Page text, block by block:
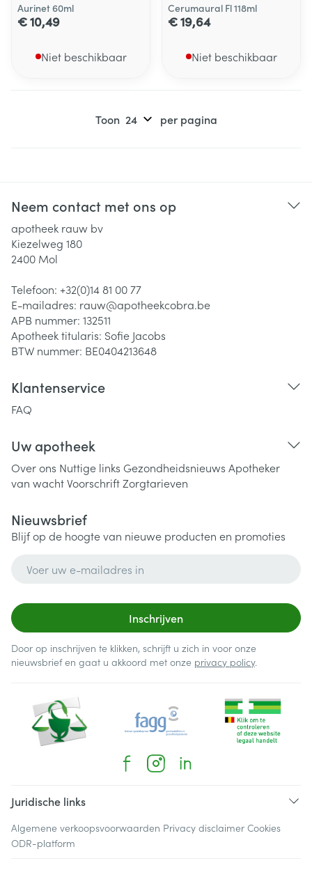
Aurinet 60ml
€ 10,49
Niet beschikbaar
Cerumaural Fl 118ml
€ 19,64
Niet beschikbaar
Toon per pagina
Neem contact met ons op
apotheek rauw bv
Kiezelweg 180
2400 Mol
Telefoon: +32(0)14 81 00 77
E-mailadres: rauw@apotheekcobra.be
APB nummer: 132511
Apotheek titularis: Sofie Jacobs
BTW nummer: BE0404213648
Klantenservice
FAQ
Uw apotheek
Over ons Nuttige links Gezondheidsnieuws Apotheker
van wachtVoorschriftZorgtarieven
Nieuwsbrief
Blijf op de hoogte van nieuwe producten en promoties
Inschrijven
Door op inschrijven te klikken, schrijft u zich in voor onze
nieuwsbrief en gaat u akkoord met onze privacy policy.
Juridische links
Algemene verkoopsvoorwaarden Privacy disclaimer Cookies
ODR-platform